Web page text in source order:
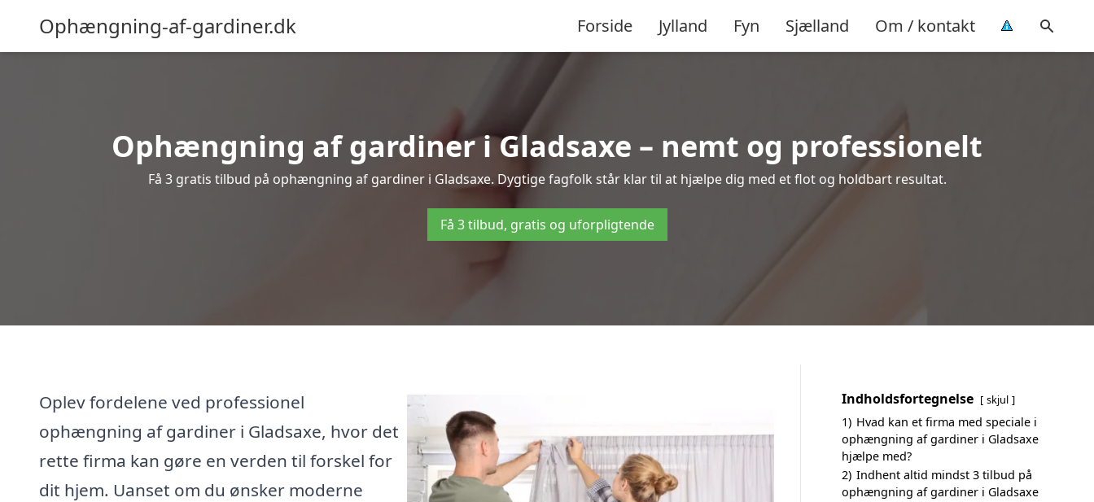
Ophængning-af-gardiner.dk Forside Jylland Fyn Sjælland Om / kontakt
Ophængning af gardiner i Gladsaxe – nemt og professionelt
Få 3 gratis tilbud på ophængning af gardiner i Gladsaxe. Dygtige fagfolk står klar til at hjælpe dig med et flot og holdbart resultat.
Få 3 tilbud, gratis og uforpligtende
Oplev fordelene ved professionel
ophængning af gardiner i Gladsaxe, hvor det
rette firma kan gøre en verden til forskel for
dit hjem. Uanset om du ønsker moderne
Indholdsfortegnelse skjul
1) Hvad kan et firma med speciale i
ophængning af gardiner i Gladsaxe
hjælpe med?
2) Indhent altid mindst 3 tilbud på
ophængning af gardiner i Gladsaxe